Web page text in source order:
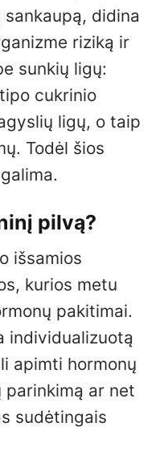
didina
riziką ir
sunkių ligų:
cukrinio
ligų, o taip
Todėl šios
pilvą?
išsamios
kurios metu
pakitimai.
individualizuotą
apimti hormonų
ar net
sudėtingais